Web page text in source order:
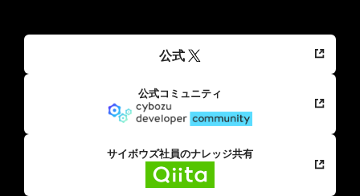
公式
公式コミュニティ
サイボウズ社員のナレッジ共有